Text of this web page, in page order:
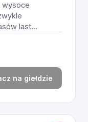
wysoce
last...
na giełdzie